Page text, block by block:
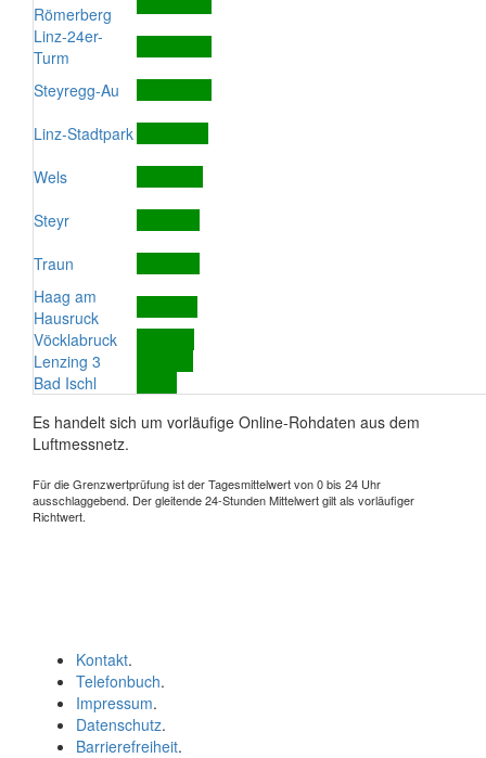
Römerberg
Linz-24er-
Turm
Steyregg-Au
Linz-Stadtpark
Wels
Steyr
Traun
Haag am
Hausruck
Vöcklabruck
Lenzing 3
Bad Ischl
Es handelt sich um vorläufige Online-Rohdaten aus dem
Luftmessnetz.
Für die Grenzwertprüfung ist der Tagesmittelwert von 0 bis 24 Uhr
ausschlaggebend. Der gleitende 24-Stunden Mittelwert gilt als vorläufiger
Richtwert.
Kontakt.
Telefonbuch.
Impressum.
Datenschutz.
Barrierefreiheit.